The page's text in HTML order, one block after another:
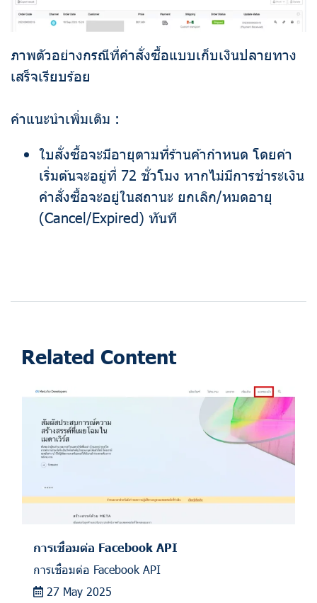
ภาพตัวอย่างกรณีที่คำสั่งซื้อแบบเก็บเงินปลายทาง
เสร็จเรียบร้อย
คำแนะนำเพิ่มเติม :
ใบสั่งซื้อจะมีอายุตามที่ร้านค้ากำหนด โดยค่า
เริ่มต้นจะอยู่ที่ 72 ชั่วโมง หากไม่มีการชำระเงิน
คำสั่งซื้อจะอยู่ในสถานะ ยกเลิก/หมดอายุ
(Cancel/Expired) ทันที
Related Content
การเชื่อมต่อ Facebook API
การเชื่อมต่อ Facebook API
27 May 2025